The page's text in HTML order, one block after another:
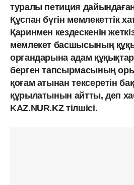
туралы петиция
Құспан бүгін мемлекеттік
Қаринмен кездескенін
мемлекет басшысының
органдарына адам
берген тапсырмасының
қоғам атынан тексеретін
құрылатынын айтты, деп
KAZ.NUR.KZ тілшісі.